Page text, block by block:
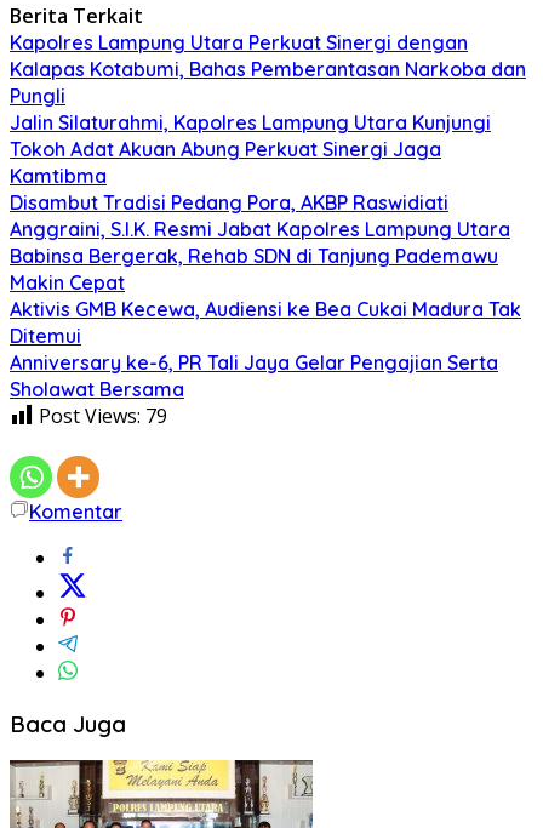
Berita Terkait
Kapolres Lampung Utara Perkuat Sinergi dengan
Kalapas Kotabumi, Bahas Pemberantasan Narkoba dan
Pungli
Jalin Silaturahmi, Kapolres Lampung Utara Kunjungi
Tokoh Adat Akuan Abung Perkuat Sinergi Jaga
Kamtibma
Disambut Tradisi Pedang Pora, AKBP Raswidiati
Anggraini, S.I.K. Resmi Jabat Kapolres Lampung Utara
Babinsa Bergerak, Rehab SDN di Tanjung Pademawu
Makin Cepat
Aktivis GMB Kecewa, Audiensi ke Bea Cukai Madura Tak
Ditemui
Anniversary ke-6, PR Tali Jaya Gelar Pengajian Serta
Sholawat Bersama
Post Views: 79
Komentar
Baca Juga